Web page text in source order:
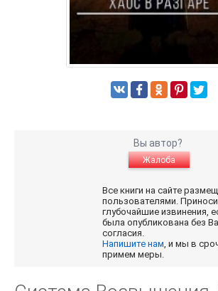
Вы автор?
Жалоба
Все книги на сайте
пользователями.
глубочайшие извинения,
была опубликована без
согласия.
Напишите нам, и мы в
примем меры.